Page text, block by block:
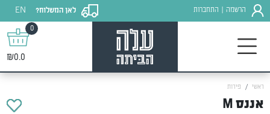
הרשמה התחברות לאן המשלוח?
EN
0
₪0.0
ראשי פירות
אננס M